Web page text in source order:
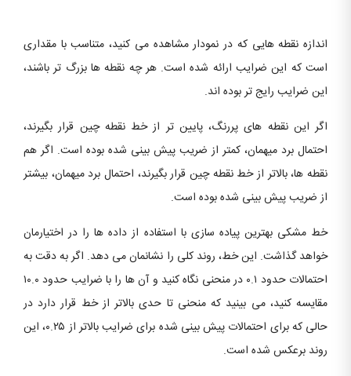
اندازه نقطه هایی که در نمودار مشاهده می کنید، متناسب با مقداری
است که این ضرایب ارائه شده است. هر چه نقطه ها بزرگ تر باشند،
این ضرایب رایج تر بوده اند.
اگر این نقطه های پررنگ، پایین تر از خط نقطه چین قرار بگیرند،
احتمال برد میهمان، کمتر از ضریب پیش بینی شده بوده است. اگر هم
نقطه ها، بالاتر از خط نقطه چین قرار بگیرند، احتمال برد میهمان، بیشتر
از ضریب پیش بینی شده بوده است.
خط مشکی بهترین پیاده سازی با استفاده از داده ها را در اختیارمان
خواهد گذاشت. این خط، روند کلی را نشانمان می دهد. اگر به دقت به
احتمالات حدود ۰.۱ در منحنی نگاه کنید و آن ها را با ضرایب حدود ۱۰.۰
مقایسه کنید، می بینید که منحنی تا حدی بالاتر از خط قرار دارد در
حالی که برای احتمالات پیش بینی شده برای ضرایب بالاتر از ۰.۲۵، این
روند برعکس شده است.